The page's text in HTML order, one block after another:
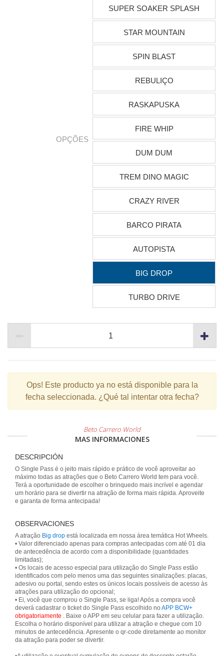
OPÇÕES
SUPER SOAKER SPLASH
STAR MOUNTAIN
SPIN BLAST
REBULIÇO
RASKAPUSKA
FIRE WHIP
DUM DUM
TREM DINO MAGIC
CRAZY RIVER
BARCO PIRATA
AUTOPISTA
BIG DROP
TURBO DRIVE
Ops! Este producto ya no está disponible para la
fecha seleccionada. ¿Qué tal intentar otra fecha?
Beto Carrero World
MAS INFORMACIONES
DESCRIPCIÓN
O Single Pass é o jeito mais rápido e prático de você aproveitar ao
máximo todas as atrações que o Beto Carrero World tem para você.
Terá a oportunidade de escolher o brinquedo mais incrível e agendar
um horário para se divertir na atração de forma mais rápida. Aproveite
e garanta de forma antecipada!
OBSERVACIONES
A atração Big drop está localizada em nossa área temática Hot Wheels.
• Valor diferenciado apenas para compras antecipadas com até 01 dia
de antecedência de acordo com a disponibilidade (quantidades
limitadas);
• Os locais de acesso especial para utilização do Single Pass estão
identificados com pelo menos uma das seguintes sinalizações: placas,
adesivo ou portal, sendo estes os únicos locais possíveis de acesso às
atrações para utilização do opcional;
• Ei, você que comprou o Single Pass, se liga! Após a compra você
deverá cadastrar o ticket do Single Pass escolhido no APP BCW+
obrigatoriamente . Baixe o APP em seu celular para fazer a utilização.
Escolha o horário disponível para utilizar a atração e chegue com 10
minutos de antecedência. Apresente o qr-code diretamente ao monitor
da atração para poder se divertir.